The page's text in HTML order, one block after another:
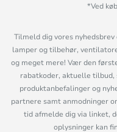
*Ved
Tilmeld dig vores
lamper og tilbehør,
og meget mere! Vær den
rabatkoder, aktuelle
produktanbefalinger og
partnere samt anmodninger
tid afmelde dig via linket,
oplysninger kan